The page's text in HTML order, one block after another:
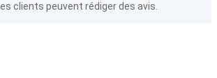
clients peuvent rédiger des avis.